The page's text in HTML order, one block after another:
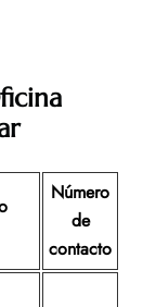
Número
de
contacto